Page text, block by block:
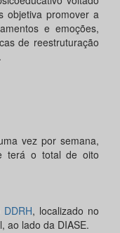
objetiva promover a
e emoções,
de reestruturação
vez por semana,
terá o total de oito
DDRH, localizado no
ao lado da DIASE.